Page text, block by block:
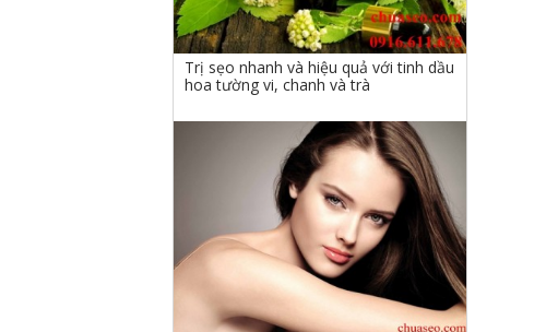
Trị sẹo nhanh và hiệu quả với tinh dầu
hoa tường vi, chanh và trà